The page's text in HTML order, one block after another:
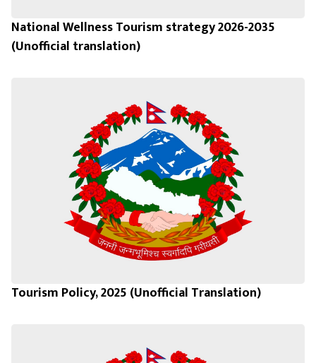
National Wellness Tourism strategy 2026-2035
(Unofficial translation)
Tourism Policy, 2025 (Unofficial Translation)